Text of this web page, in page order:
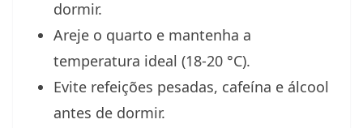
dormir.
Areje o quarto e mantenha a
temperatura ideal (18-20 °C).
Evite refeições pesadas, cafeína e álcool
antes de dormir.